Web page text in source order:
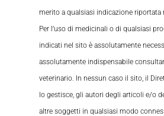
merito a qualsiasi indicazione riportata
Per l’uso di medicinali o di qualsiasi
indicati nel sito è assolutamente
assolutamente indispensabile
veterinario. In nessun caso il sito, il
lo gestisce, gli autori degli articoli e/o
altre soggetti in qualsiasi modo